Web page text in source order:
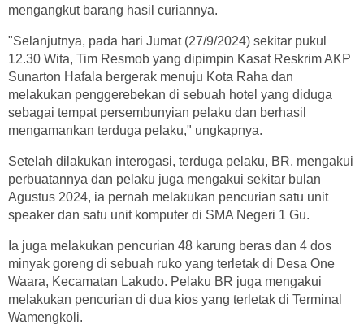
mengangkut barang hasil curiannya.
"Selanjutnya, pada hari Jumat (27/9/2024) sekitar pukul
12.30 Wita, Tim Resmob yang dipimpin Kasat Reskrim AKP
Sunarton Hafala bergerak menuju Kota Raha dan
melakukan penggerebekan di sebuah hotel yang diduga
sebagai tempat persembunyian pelaku dan berhasil
mengamankan terduga pelaku," ungkapnya.
Setelah dilakukan interogasi, terduga pelaku, BR, mengakui
perbuatannya dan pelaku juga mengakui sekitar bulan
Agustus 2024, ia pernah melakukan pencurian satu unit
speaker dan satu unit komputer di SMA Negeri 1 Gu.
Ia juga melakukan pencurian 48 karung beras dan 4 dos
minyak goreng di sebuah ruko yang terletak di Desa One
Waara, Kecamatan Lakudo. Pelaku BR juga mengakui
melakukan pencurian di dua kios yang terletak di Terminal
Wamengkoli.